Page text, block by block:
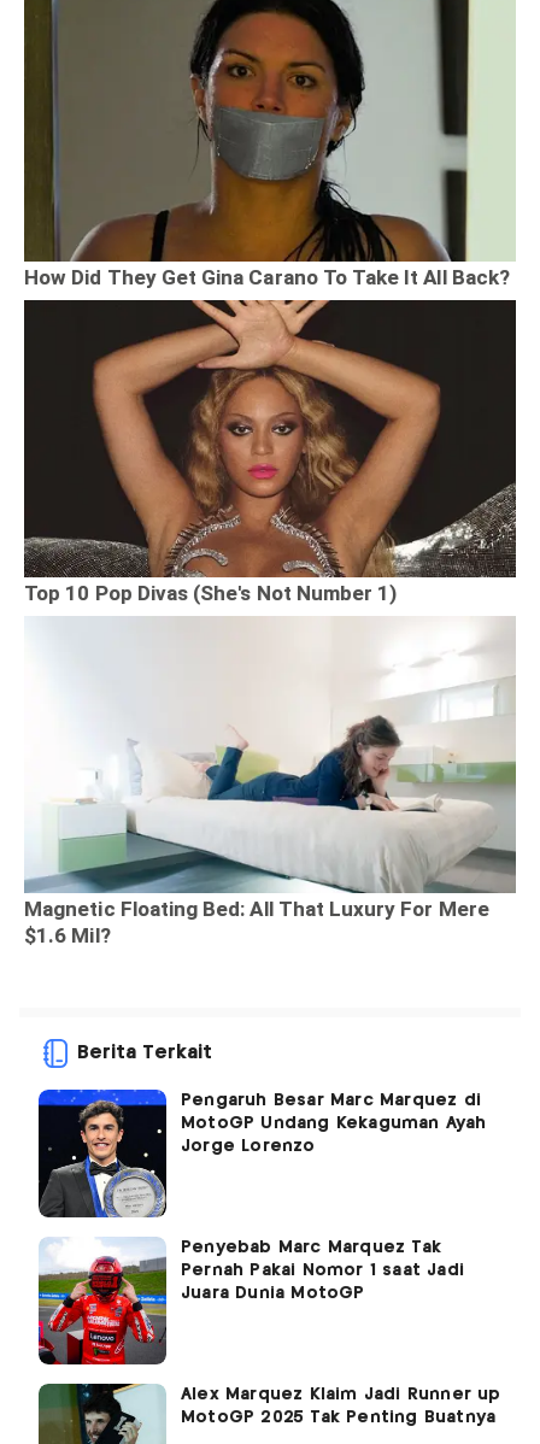
Berita Terkait
Pengaruh Besar Marc Marquez di
MotoGP Undang Kekaguman Ayah
Jorge Lorenzo
Penyebab Marc Marquez Tak
Pernah Pakai Nomor 1 saat Jadi
Juara Dunia MotoGP
Alex Marquez Klaim Jadi Runner up
MotoGP 2025 Tak Penting Buatnya